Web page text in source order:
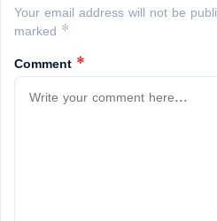
Your email address will not be
marked *
Comment *